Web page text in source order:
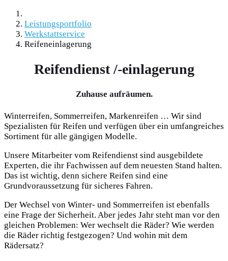
Leistungsportfolio
Werkstattservice
Reifeneinlagerung
Reifendienst /-einlagerung
Zuhause aufräumen.
Winterreifen, Sommerreifen, Markenreifen … Wir sind
Spezialisten für Reifen und verfügen über ein umfangreiches
Sortiment für alle gängigen Modelle.
Unsere Mitarbeiter vom Reifendienst sind ausgebildete
Experten, die ihr Fachwissen auf dem neuesten Stand halten.
Das ist wichtig, denn sichere Reifen sind eine
Grundvoraussetzung für sicheres Fahren.
Der Wechsel von Winter- und Sommerreifen ist ebenfalls
eine Frage der Sicherheit. Aber jedes Jahr steht man vor den
gleichen Problemen: Wer wechselt die Räder? Wie werden
die Räder richtig festgezogen? Und wohin mit dem
Rädersatz?